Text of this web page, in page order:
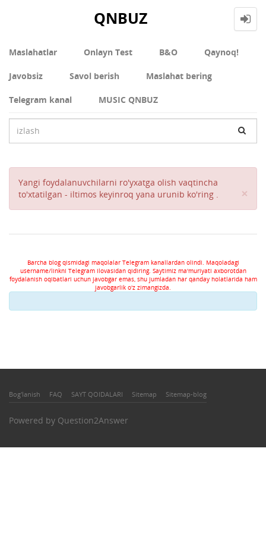
QNBUZ
Maslahatlar Onlayn Test В&О Qaynoq!
Javobsiz Savol berish Maslahat bering
Telegram kanal MUSIC QNBUZ
Yangi foydalanuvchilarni ro'yxatga olish vaqtincha
to'xtatilgan - iltimos keyinroq yana urunib ko'ring .
×
Barcha blog qismidagi maqolalar Telegram kanallardan olindi. Maqoladagi
username/linkni Telegram ilovasidan qidiring. Saytimiz ma'muriyati axborotdan
foydalanish oqibatlari uchun javobgar emas, shu jumladan har qanday holatlarida ham
javobgarlik o'z zimangizda.
Bog'lanish FAQ SAYT QOIDALARI Sitemap Sitemap-blog
Powered by Question2Answer